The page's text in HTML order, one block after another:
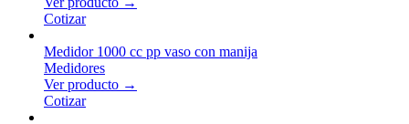
Cotizar
Medidor 1000 cc pp vaso con manija
Medidores
Ver producto →
Cotizar